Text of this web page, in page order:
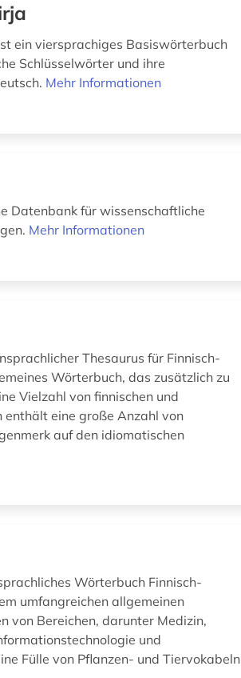
ein viersprachiges Basiswörterbuch
Schlüsselwörter und ihre
Mehr Informationen
Datenbank für wissenschaftliche
Mehr Informationen
Thesaurus für Finnisch-
Wörterbuch, das zusätzlich zu
Vielzahl von finnischen und
eine große Anzahl von
auf den idiomatischen
Wörterbuch Finnisch-
umfangreichen allgemeinen
von Bereichen, darunter Medizin,
und
Fülle von Pflanzen- und Tiervokabeln